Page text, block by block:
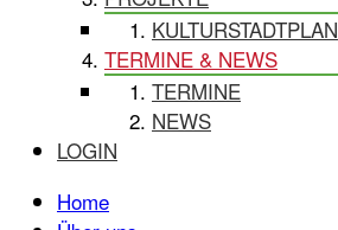
KULTURSTADTPLAN
TERMINE & NEWS
TERMINE
NEWS
LOGIN
Home